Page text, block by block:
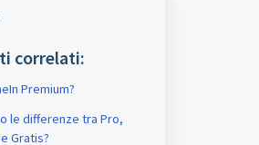
correlati:
Premium?
le differenze tra Pro,
Gratis?